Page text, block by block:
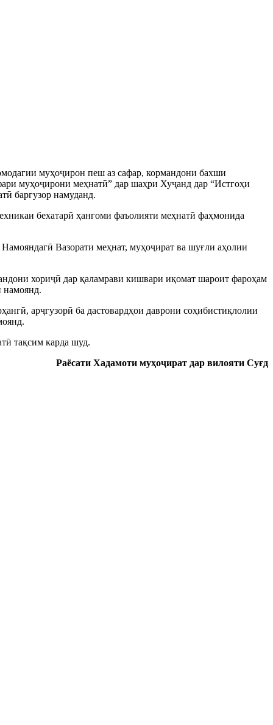
муҳоҷирон пеш аз сафар, кормандони бахши
муҳоҷирони меҳнатӣ” дар шаҳри Хуҷанд дар “Истгоҳи
баргузор намуданд.
бехатарӣ ҳангоми фаъолияти меҳнатӣ фаҳмонида
Вазорати меҳнат, муҳоҷират ва шуғли аҳолии
хориҷӣ дар қаламрави кишвари иқомат шароит фароҳам
намоянд.
арҷгузорӣ ба дастовардҳои даврони соҳибистиқлолии
тақсим карда шуд.
Раёсати Хадамоти муҳоҷират дар вилояти Суғд